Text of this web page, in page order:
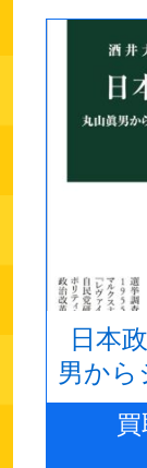
日本
男から
実